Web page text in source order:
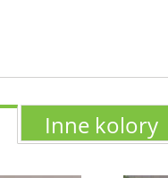
Inne kolory